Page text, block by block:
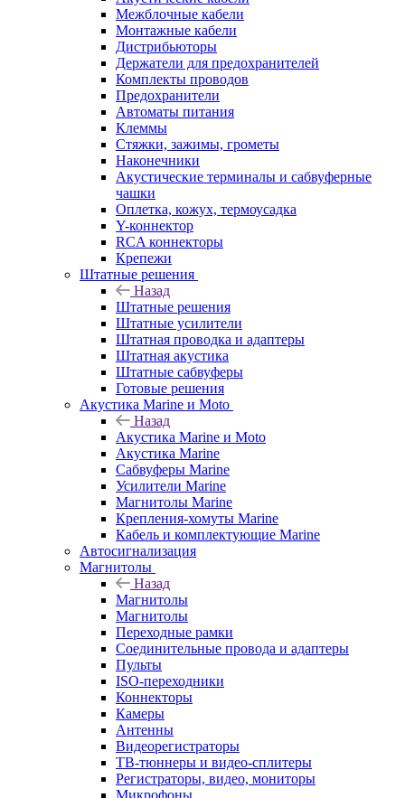
Межблочные кабели
Монтажные кабели
Дистрибьюторы
Держатели для предохранителей
Комплекты проводов
Предохранители
Автоматы питания
Клеммы
Стяжки, зажимы, грометы
Наконечники
Акустические терминалы и сабвуферные
чашки
Оплетка, кожух, термоусадка
Y-коннектор
RCA коннекторы
Крепежи
Штатные решения
Назад
Штатные решения
Штатные усилители
Штатная проводка и адаптеры
Штатная акустика
Штатные сабвуферы
Готовые решения
Акустика Marine и Moto
Назад
Акустика Marine и Moto
Акустика Marine
Сабвуферы Marine
Усилители Marine
Магнитолы Marine
Крепления-хомуты Marine
Кабель и комплектующие Marine
Автосигнализация
Магнитолы
Назад
Магнитолы
Магнитолы
Переходные рамки
Соединительные провода и адаптеры
Пульты
ISO-переходники
Коннекторы
Камеры
Антенны
Видеорегистраторы
ТВ-тюннеры и видео-сплитеры
Регистраторы, видео, мониторы
Микрофоны